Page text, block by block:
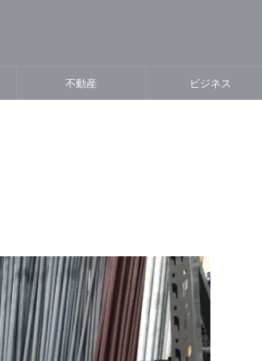
不動産 ビジネス